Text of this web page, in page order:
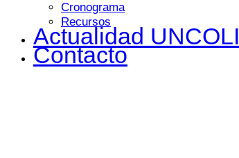
Cronograma
Recursos
Actualidad UNCOLI
Contacto